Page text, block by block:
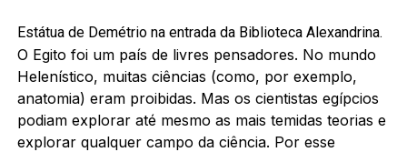
Estátua de Demétrio na entrada da Biblioteca Alexandrina.
O Egito foi um país de livres pensadores. No mundo
Helenístico, muitas ciências (como, por exemplo,
anatomia) eram proibidas. Mas os cientistas egípcios
podiam explorar até mesmo as mais temidas teorias e
explorar qualquer campo da ciência. Por esse